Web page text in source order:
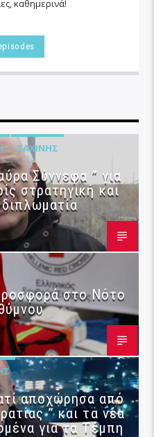
καθημερινά!
ΣΑΧΊΝΗΣ
Σύννεφα ” για
στρατηγική και
στο Νότο
αποχώρησα από
” και τα νέα
για τα Τέμπη